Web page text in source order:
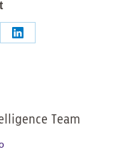
Share
Team